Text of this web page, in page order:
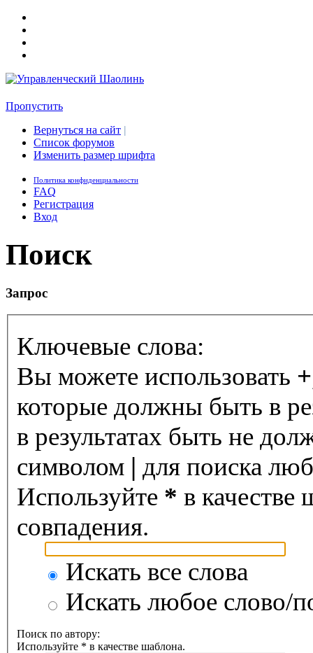
Пропустить
Вернуться на сайт |
Список форумов
Изменить размер шрифта
Политика конфиденциальности
FAQ
Регистрация
Вход
Поиск
Запрос
Ключевые слова:
Вы можете использовать +
которые должны быть в
в результатах быть не
символом | для поиска
Используйте * в качестве
совпадения.
Искать все слова
Искать любое слово/
Поиск по автору:
Используйте * в качестве шаблона.